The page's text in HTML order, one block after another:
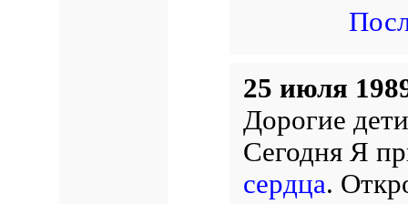
25 июля
Дорогие
Сегодня Я
сердца.